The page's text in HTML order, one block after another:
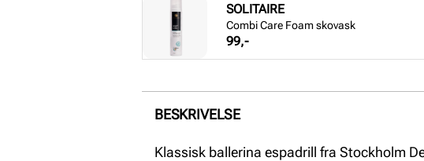
SOLITAIRE
Combi Care Foam skovask
Pris
99,-
BESKRIVELSE
Klassisk ballerina espadrill fra Stockholm